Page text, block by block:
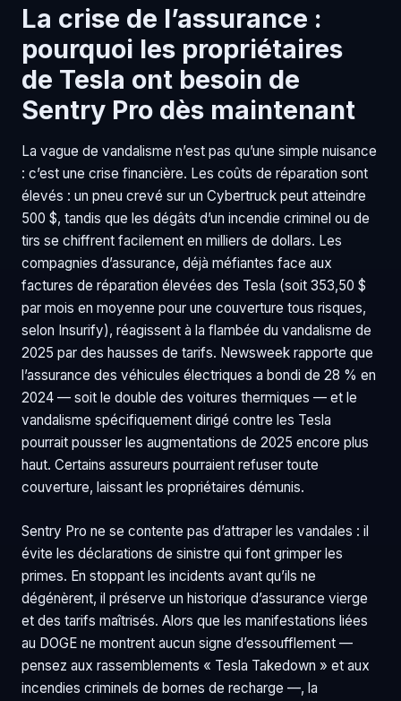
La crise de l’assurance :
pourquoi les propriétaires
de Tesla ont besoin de
Sentry Pro dès maintenant
La vague de vandalisme n’est pas qu’une simple nuisance
: c’est une crise financière. Les coûts de réparation sont
élevés : un pneu crevé sur un Cybertruck peut atteindre
500 $, tandis que les dégâts d’un incendie criminel ou de
tirs se chiffrent facilement en milliers de dollars. Les
compagnies d’assurance, déjà méfiantes face aux
factures de réparation élevées des Tesla (soit 353,50 $
par mois en moyenne pour une couverture tous risques,
selon Insurify), réagissent à la flambée du vandalisme de
2025 par des hausses de tarifs. Newsweek rapporte que
l’assurance des véhicules électriques a bondi de 28 % en
2024 — soit le double des voitures thermiques — et le
vandalisme spécifiquement dirigé contre les Tesla
pourrait pousser les augmentations de 2025 encore plus
haut. Certains assureurs pourraient refuser toute
couverture, laissant les propriétaires démunis.
Sentry Pro ne se contente pas d’attraper les vandales : il
évite les déclarations de sinistre qui font grimper les
primes. En stoppant les incidents avant qu’ils ne
dégénèrent, il préserve un historique d’assurance vierge
et des tarifs maîtrisés. Alors que les manifestations liées
au DOGE ne montrent aucun signe d’essoufflement —
pensez aux rassemblements « Tesla Takedown » et aux
incendies criminels de bornes de recharge —, la